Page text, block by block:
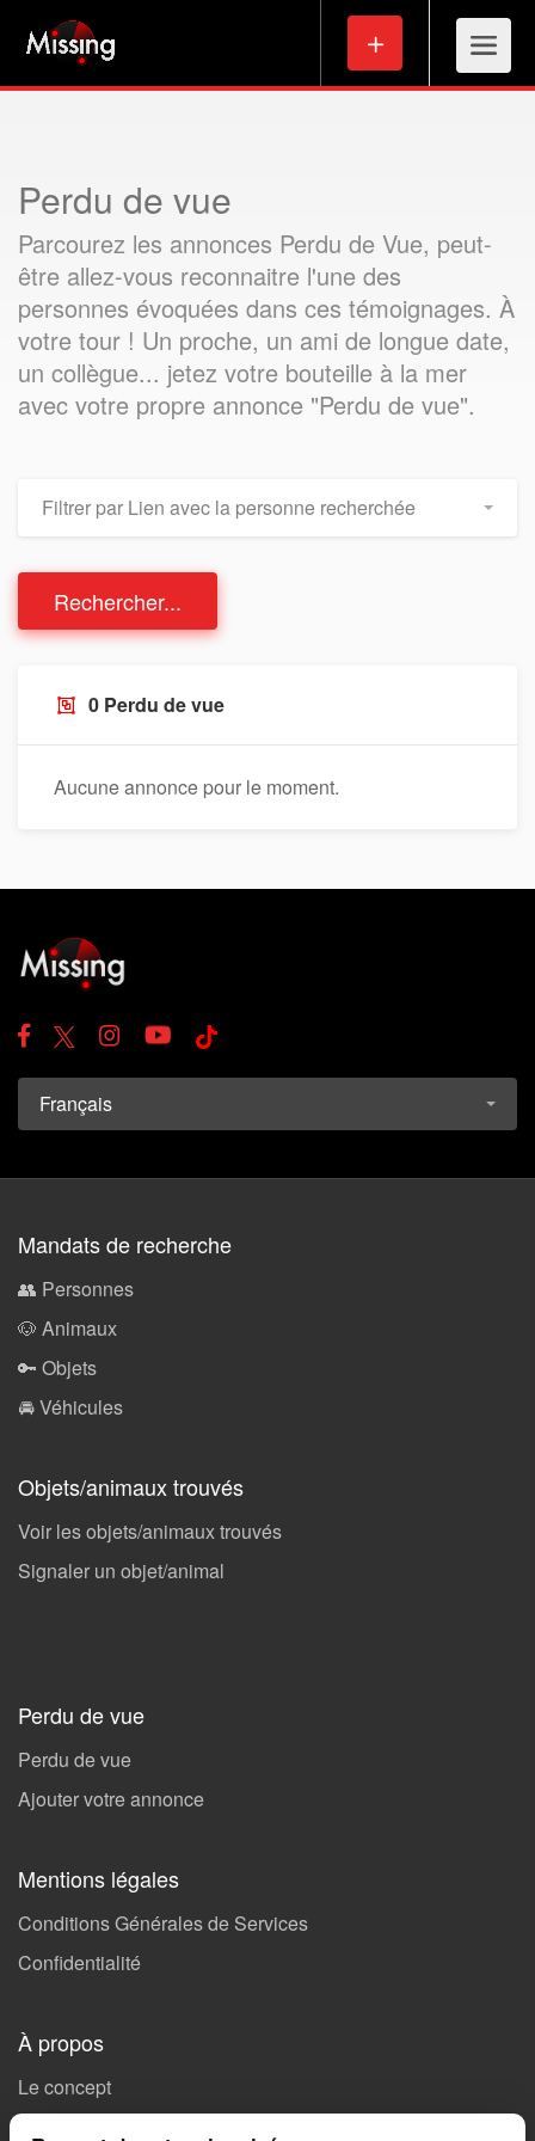
Perdu de vue
Parcourez les annonces Perdu de Vue, peut-
être allez-vous reconnaitre l'une des
personnes évoquées dans ces témoignages. À
votre tour ! Un proche, un ami de longue date,
un collègue... jetez votre bouteille à la mer
avec votre propre annonce "Perdu de vue".
Filtrer par Lien avec la personne recherchée
Rechercher...
0 Perdu de vue
Aucune annonce pour le moment.
Français
Mandats de recherche
👥 Personnes
🐶 Animaux
🔑 Objets
🚘 Véhicules
Objets/animaux trouvés
Voir les objets/animaux trouvés
Signaler un objet/animal
Perdu de vue
Perdu de vue
Ajouter votre annonce
Mentions légales
Conditions Générales de Services
Confidentialité
À propos
Le concept